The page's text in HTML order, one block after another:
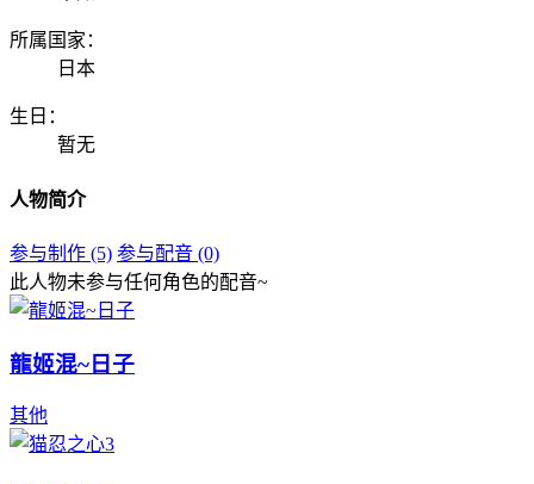
所属国家：
日本
生日：
暂无
人物简介
参与制作 (5) 参与配音 (0)
此人物未参与任何角色的配音~
龍姬混~日子
其他